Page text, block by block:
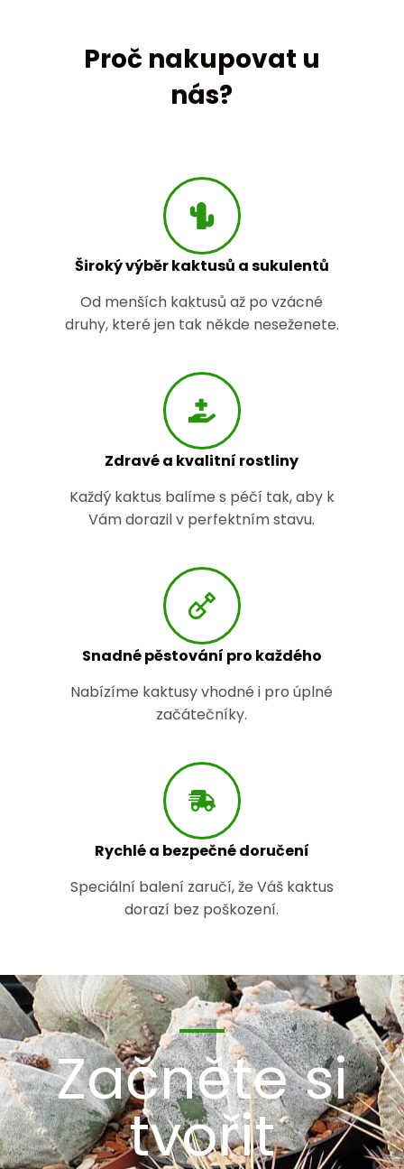
Proč nakupovat u
nás?
Široký výběr kaktusů a sukulentů
Od menších kaktusů až po vzácné
druhy, které jen tak někde neseženete.
Zdravé a kvalitní rostliny
Každý kaktus balíme s péčí tak, aby k
Vám dorazil v perfektním stavu.
Snadné pěstování pro každého
Nabízíme kaktusy vhodné i pro úplné
začátečníky.
Rychlé a bezpečné doručení
Speciální balení zaručí, že Váš kaktus
dorazí bez poškození.
Začněte si
tvořit